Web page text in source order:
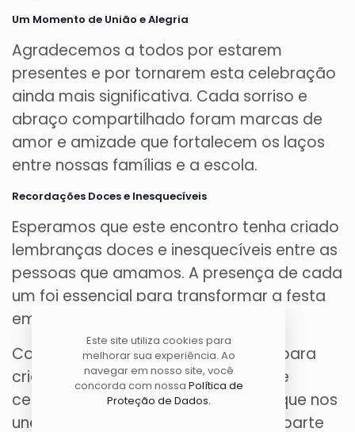
Um Momento de União e Alegria
Agradecemos a todos por estarem
presentes e por tornarem esta celebração
ainda mais significativa. Cada sorriso e
abraço compartilhado foram marcas de
amor e amizade que fortalecem os laços
entre nossas famílias e a escola.
Recordações Doces e Inesquecíveis
Esperamos que este encontro tenha criado
lembranças doces e inesquecíveis entre as
pessoas que amamos. A presença de cada
um foi essencial para transformar a festa
em um evento especial.
Continuaremos trabalhando juntos para
criar mais momentos significativos e
celebrar o espírito de comunidade que nos
une. Obrigada a todos por fazerem parte
Este site utiliza cookies para
melhorar sua experiência. Ao
navegar em nosso site, você
concorda com nossa Política de
Proteção de Dados.